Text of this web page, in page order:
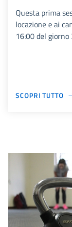
Questa prima
locazione e ai
16:00 del
SCOPRI TUTTO